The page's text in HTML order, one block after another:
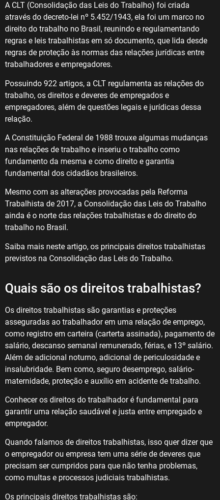
A CLT (Consolidação das Leis do Trabalho) foi criada
através do decreto-lei nº 5.452/1943, ela foi um marco no
direito do trabalho no Brasil, reunindo e regulamentando
regras e leis trabalhistas em só documento, que lida desde
regras de proteção às normas das relações jurídicas entre
trabalhadores e empregadores.
Possuindo 922 artigos, a CLT regulamenta as relações do
trabalho, os direitos e deveres de empregados e
empregadores, além de questões legais e jurídicas dessa
relação.
A Constituição Federal de 1988 trouxe algumas mudanças
nas relações de trabalho e inseriu o trabalho como
fundamento da mesma e como direito e garantia
fundamental dos cidadãos brasileiros.
Mesmo com as alterações provocadas pela Reforma
Trabalhista de 2017, a Consolidação das Leis do Trabalho
ainda é o norte das relações trabalhistas e do direito do
trabalho no Brasil.
Saiba mais neste artigo, os principais direitos trabalhistas
previstos na Consolidação das Leis do Trabalho.
Quais são os direitos trabalhistas?
Os direitos trabalhistas são garantias e proteções
asseguradas ao trabalhador em uma relação de emprego,
como registro em carteira (carterta assinada), pagamento de
salário, descanso semanal remunerado, férias, e 13º salário.
Além de adicional noturno, adicional de periculosidade e
insalubridade. Bem como, seguro desemprego, salário-
maternidade, proteção e auxílio em acidente de trabalho.
Conhecer os direitos do trabalhador é fundamental para
garantir uma relação saudável e justa entre empregado e
empregador.
Quando falamos de direitos trabalhistas, isso quer dizer que
o empregador ou empresa tem uma série de deveres que
precisam ser cumpridos para que não tenha problemas,
como multas e processos judiciais trabalhistas.
Os principais direitos trabalhistas são: